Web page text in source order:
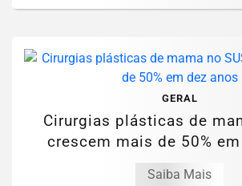
GERAL
Cirurgias plásticas de
crescem mais de 50%
Saiba Mais